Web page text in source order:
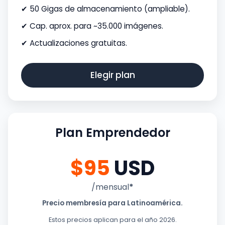
✔ 50 Gigas de almacenamiento (ampliable).
✔ Cap. aprox. para ~35.000 imágenes.
✔ Actualizaciones gratuitas.
Elegir plan
Plan Emprendedor
$95 USD
/mensual*
Precio membresía para Latinoamérica.
Estos precios aplican para el año 2026.